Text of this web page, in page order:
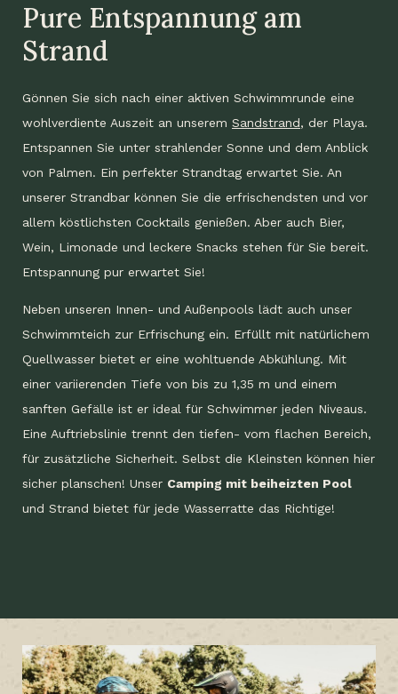
Pure Entspannung am
Strand
Gönnen Sie sich nach einer aktiven Schwimmrunde eine
wohlverdiente Auszeit an unserem Sandstrand, der Playa.
Entspannen Sie unter strahlender Sonne und dem Anblick
von Palmen. Ein perfekter Strandtag erwartet Sie. An
unserer Strandbar können Sie die erfrischendsten und vor
allem köstlichsten Cocktails genießen. Aber auch Bier,
Wein, Limonade und leckere Snacks stehen für Sie bereit.
Entspannung pur erwartet Sie!
Neben unseren Innen- und Außenpools lädt auch unser
Schwimmteich zur Erfrischung ein. Erfüllt mit natürlichem
Quellwasser bietet er eine wohltuende Abkühlung. Mit
einer variierenden Tiefe von bis zu 1,35 m und einem
sanften Gefälle ist er ideal für Schwimmer jeden Niveaus.
Eine Auftriebslinie trennt den tiefen- vom flachen Bereich,
für zusätzliche Sicherheit. Selbst die Kleinsten können hier
sicher planschen! Unser Camping mit beiheizten Pool
und Strand bietet für jede Wasserratte das Richtige!